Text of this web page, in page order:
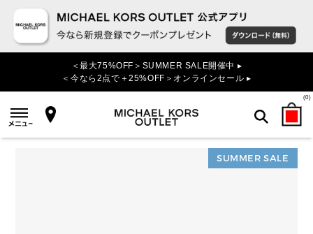
＜最大75%OFF＞SUMMER SALE開催中 ▸
＜今なら2点で＋25%OFF＞オンラインセール ▸
(0)
検索
SUMMER SALE